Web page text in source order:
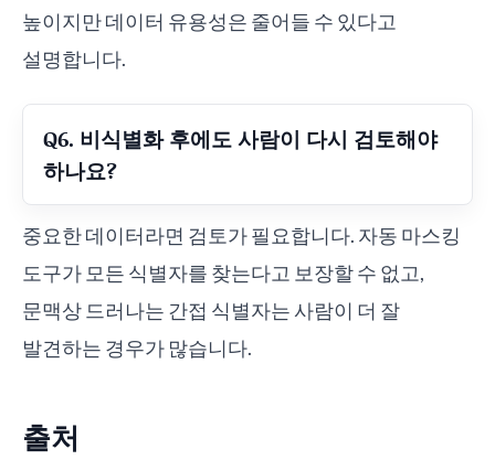
높이지만 데이터 유용성은 줄어들 수 있다고
설명합니다.
Q6. 비식별화 후에도 사람이 다시 검토해야
하나요?
중요한 데이터라면 검토가 필요합니다. 자동 마스킹
도구가 모든 식별자를 찾는다고 보장할 수 없고,
문맥상 드러나는 간접 식별자는 사람이 더 잘
발견하는 경우가 많습니다.
출처